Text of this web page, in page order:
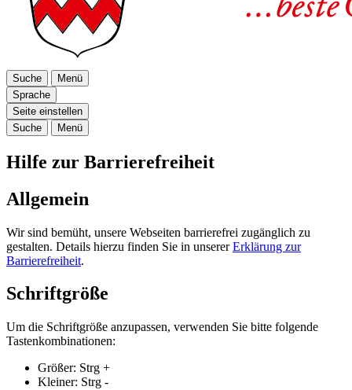
Suche
Menü
Sprache
Seite einstellen
Suche
Menü
Hilfe zur Barrierefreiheit
Allgemein
Wir sind bemüht, unsere Webseiten barrierefrei zugänglich zu
gestalten. Details hierzu finden Sie in unsererErklärung zur
Barrierefreiheit.
Schriftgröße
Um die Schriftgröße anzupassen, verwenden Sie bitte folgende
Tastenkombinationen:
Größer: Strg +
Kleiner: Strg -